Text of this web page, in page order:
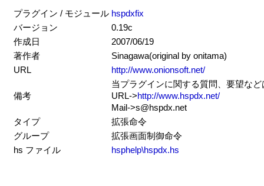
プラグイン / モジュール hspdxfix
バージョン
0.19c
作成日
2007/06/19
著作者
Sinagawa(original by onitama)
URL
http://www.onionsoft.net/
備考
当プラグインに関する質問、要望な
URL->http://www.hspdx.net/
Mail->s@hspdx.net
タイプ
拡張命令
グループ
拡張画面制御命令
hs ファイル
hsphelp\hspdx.hs